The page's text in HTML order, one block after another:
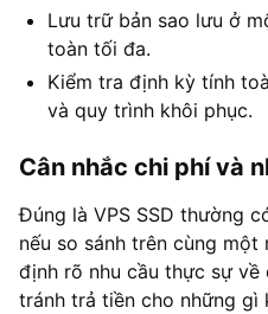
Lưu trữ bản sao lưu ở
toàn tối đa.
Kiểm tra định kỳ tính
và quy trình khôi phục.
Cân nhắc chi phí và
Đúng là VPS SSD thường
nếu so sánh trên cùng
định rõ nhu cầu thực sự
tránh trả tiền cho những gì